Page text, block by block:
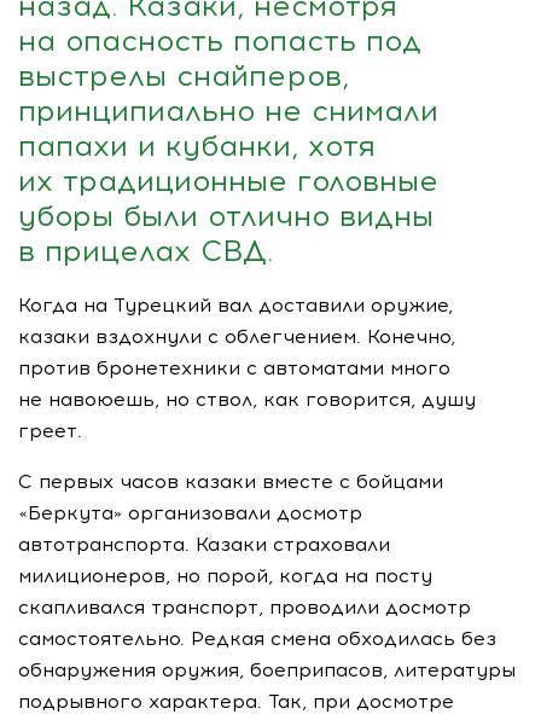
на опасность попасть под
выстрелы снайперов,
принципиально не снимали
папахи и кубанки, хотя
их традиционные головные
уборы были отлично видны
в прицелах СВД.
Когда на Турецкий вал доставили оружие,
казаки вздохнули с облегчением. Конечно,
против бронетехники с автоматами много
не навоюешь, но ствол, как говорится, душу
греет.
С первых часов казаки вместе с бойцами
«Беркута» организовали досмотр
автотранспорта. Казаки страховали
милиционеров, но порой, когда на посту
скапливался транспорт, проводили досмотр
самостоятельно. Редкая смена обходилась без
обнаружения оружия, боеприпасов, литературы
подрывного характера. Так, при досмотре